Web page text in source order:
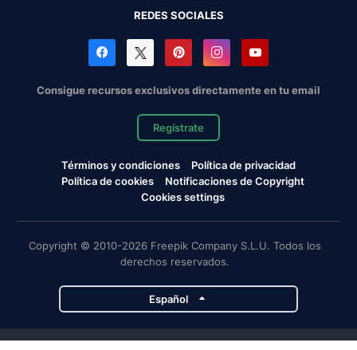
REDES SOCIALES
Consigue recursos exclusivos directamente en tu email
Regístrate
Términos y condiciones
Política de privacidad
Política de cookies
Notificaciones de Copyright
Cookies settings
Copyright © 2010-2026 Freepik Company S.L.U. Todos los
derechos reservados.
Español